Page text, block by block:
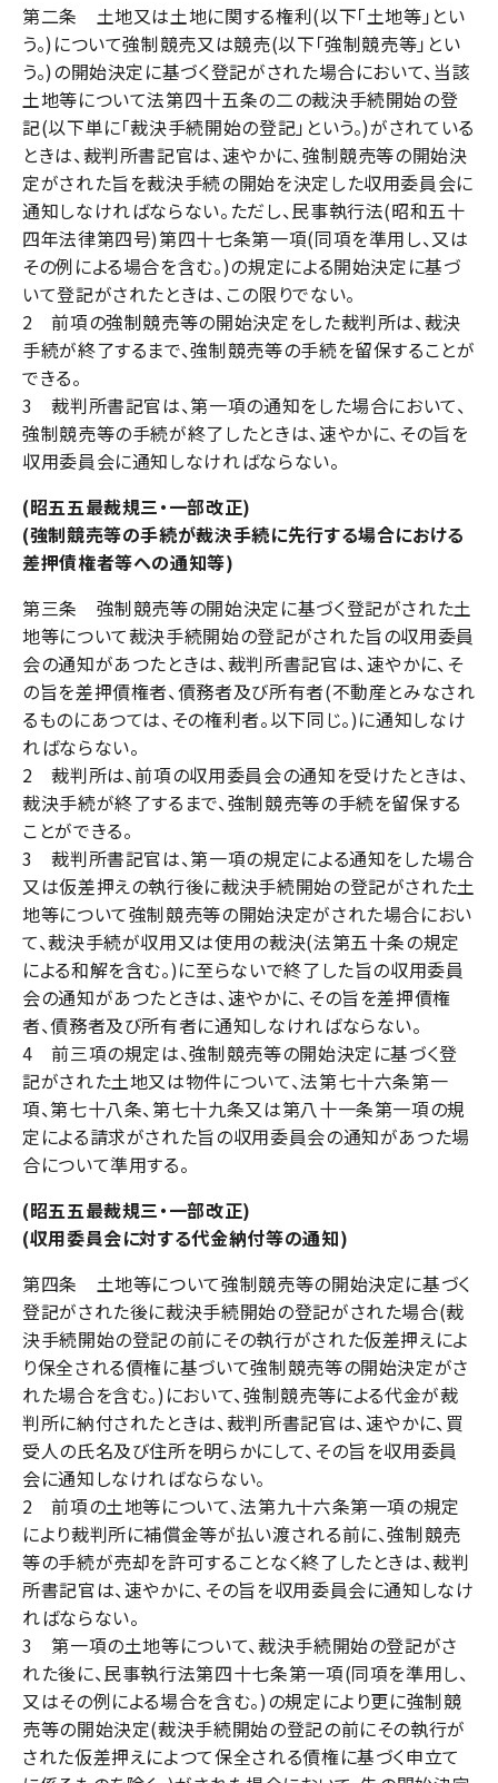
第二条 土地又は土地に関する権利(以下「土地等」とい
う。)について強制競売又は競売(以下「強制競売等」とい
う。)の開始決定に基づく登記がされた場合において、当該
土地等について法第四十五条の二の裁決手続開始の登
記(以下単に「裁決手続開始の登記」という。)がされている
ときは、裁判所書記官は、速やかに、強制競売等の開始決
定がされた旨を裁決手続の開始を決定した収用委員会に
通知しなければならない。ただし、民事執行法(昭和五十
四年法律第四号)第四十七条第一項(同項を準用し、又は
その例による場合を含む。)の規定による開始決定に基づ
いて登記がされたときは、この限りでない。
2 前項の強制競売等の開始決定をした裁判所は、裁決
手続が終了するまで、強制競売等の手続を留保することが
できる。
3 裁判所書記官は、第一項の通知をした場合において、
強制競売等の手続が終了したときは、速やかに、その旨を
収用委員会に通知しなければならない。
(昭五五最裁規三・一部改正)
(強制競売等の手続が裁決手続に先行する場合における
差押債権者等への通知等)
第三条 強制競売等の開始決定に基づく登記がされた土
地等について裁決手続開始の登記がされた旨の収用委員
会の通知があつたときは、裁判所書記官は、速やかに、そ
の旨を差押債権者、債務者及び所有者(不動産とみなされ
るものにあつては、その権利者。以下同じ。)に通知しなけ
ればならない。
2 裁判所は、前項の収用委員会の通知を受けたときは、
裁決手続が終了するまで、強制競売等の手続を留保する
ことができる。
3 裁判所書記官は、第一項の規定による通知をした場合
又は仮差押えの執行後に裁決手続開始の登記がされた土
地等について強制競売等の開始決定がされた場合におい
て、裁決手続が収用又は使用の裁決(法第五十条の規定
による和解を含む。)に至らないで終了した旨の収用委員
会の通知があつたときは、速やかに、その旨を差押債権
者、債務者及び所有者に通知しなければならない。
4 前三項の規定は、強制競売等の開始決定に基づく登
記がされた土地又は物件について、法第七十六条第一
項、第七十八条、第七十九条又は第八十一条第一項の規
定による請求がされた旨の収用委員会の通知があつた場
合について準用する。
(昭五五最裁規三・一部改正)
(収用委員会に対する代金納付等の通知)
第四条 土地等について強制競売等の開始決定に基づく
登記がされた後に裁決手続開始の登記がされた場合(裁
決手続開始の登記の前にその執行がされた仮差押えによ
り保全される債権に基づいて強制競売等の開始決定がさ
れた場合を含む。)において、強制競売等による代金が裁
判所に納付されたときは、裁判所書記官は、速やかに、買
受人の氏名及び住所を明らかにして、その旨を収用委員
会に通知しなければならない。
2 前項の土地等について、法第九十六条第一項の規定
により裁判所に補償金等が払い渡される前に、強制競売
等の手続が売却を許可することなく終了したときは、裁判
所書記官は、速やかに、その旨を収用委員会に通知しなけ
ればならない。
3 第一項の土地等について、裁決手続開始の登記がさ
れた後に、民事執行法第四十七条第一項(同項を準用し、
又はその例による場合を含む。)の規定により更に強制競
売等の開始決定(裁決手続開始の登記の前にその執行が
された仮差押えによつて保全される債権に基づく申立て